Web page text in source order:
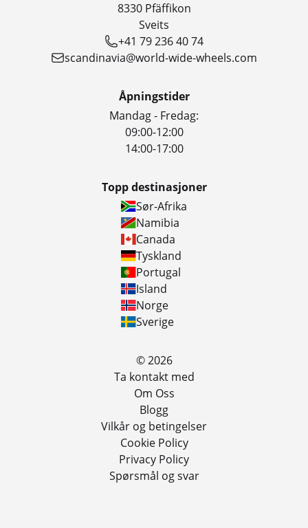
8330 Pfäffikon
Sveits
+41 79 236 40 74
scandinavia@world-wide-wheels.com
Åpningstider
Mandag - Fredag:
09:00-12:00
14:00-17:00
Topp destinasjoner
Sør-Afrika
Namibia
Canada
Tyskland
Portugal
Island
Norge
Sverige
© 2026
Ta kontakt med
Om Oss
Blogg
Vilkår og betingelser
Cookie Policy
Privacy Policy
Spørsmål og svar